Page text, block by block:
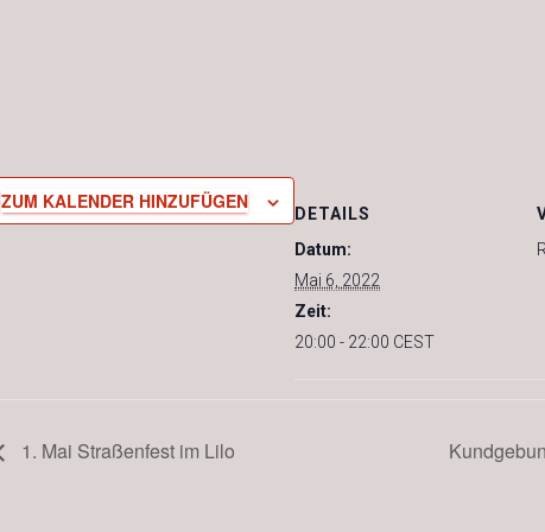
ZUM KALENDER HINZUFÜGEN
DETAILS
Datum:
Mai 6, 2022
Zeit:
20:00 - 22:00 CEST
1. Mai Straßenfest im Lilo